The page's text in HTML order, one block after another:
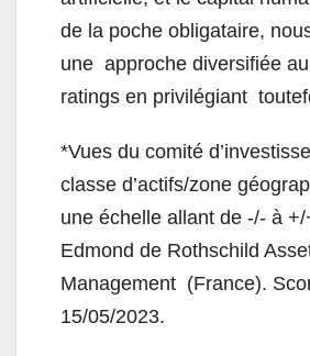
de la poche obligataire,
une approche diversifiée
ratings en privilégiant
*Vues du comité
classe d’actifs/zone
une échelle allant de -/- à
Edmond de Rothschild
Management (France).
15/05/2023.